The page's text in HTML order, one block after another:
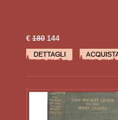
€180144